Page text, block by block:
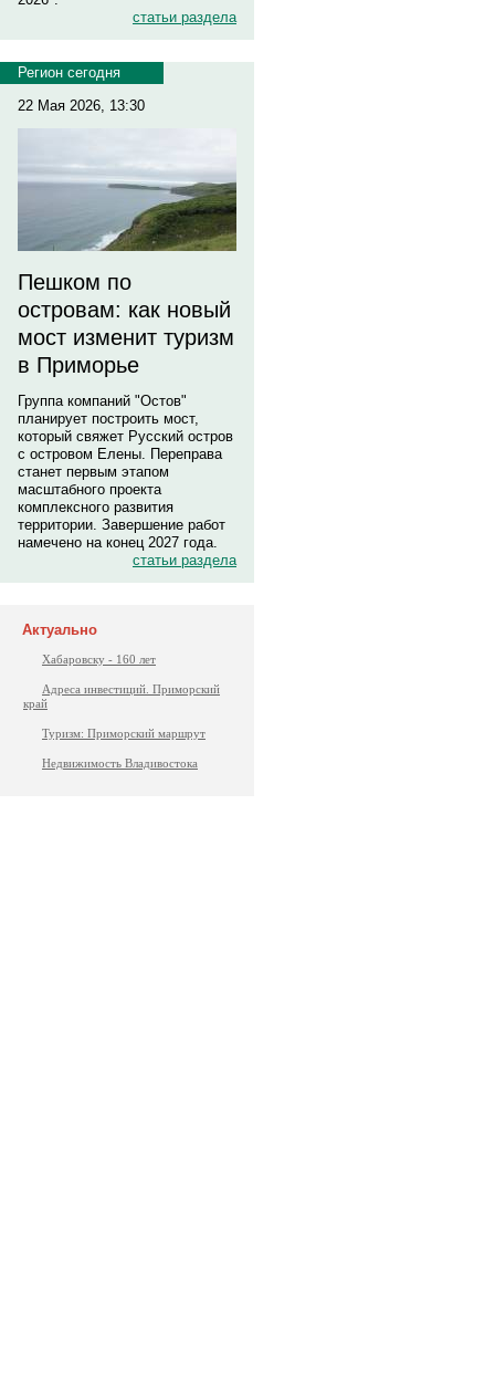
статьи раздела
Регион сегодня
22 Мая 2026, 13:30
Пешком по
островам: как новый
мост изменит туризм
в Приморье
Группа компаний "Остов"
планирует построить мост,
который свяжет Русский остров
с островом Елены. Переправа
станет первым этапом
масштабного проекта
комплексного развития
территории. Завершение работ
намечено на конец 2027 года.
статьи раздела
Актуально
Хабаровску - 160 лет
Адреса инвестиций. Приморский
край
Туризм: Приморский маршрут
Недвижимость Владивостока